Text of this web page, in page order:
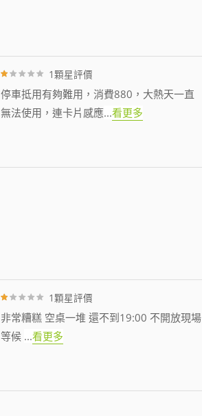
1顆星評價
停車抵用有夠難用，消費880，大熱天一直
無法使用，連卡片感應...看更多
1顆星評價
非常糟糕 空桌一堆 還不到19:00 不開放現場
等候 ...看更多